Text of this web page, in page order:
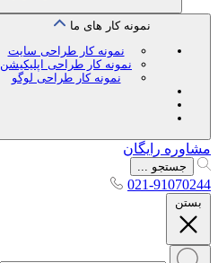
نمونه کار های ما
نمونه کار طراحی سایت
نمونه کار طراحی اپلیکیشن
نمونه کار طراحی لوگو
مشاوره رایگان
جستجو ...
021-91070244
بستن